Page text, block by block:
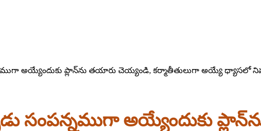
అయ్యేందుకు ప్లాన్‌ను తయారు చెయ్యండి, కర్మాతీతులుగా అయ్యే ధ్యాసలో
సంపన్నముగా అయ్యేందుకు